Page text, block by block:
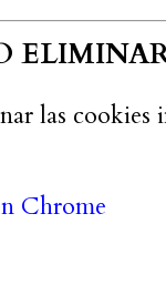
las cookies
Chrome